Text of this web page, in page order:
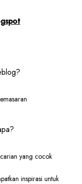
yang cocok
inspirasi untuk